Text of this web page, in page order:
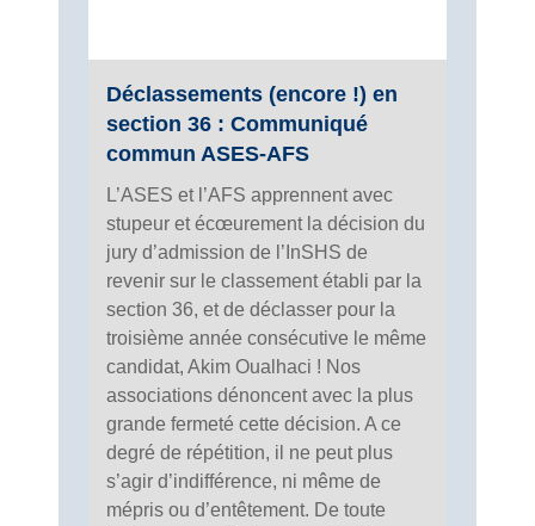
Déclassements (encore !) en
section 36 : Communiqué
commun ASES-AFS
L’ASES et l’AFS apprennent avec
stupeur et écœurement la décision du
jury d’admission de l’InSHS de
revenir sur le classement établi par la
section 36, et de déclasser pour la
troisième année consécutive le même
candidat, Akim Oualhaci ! Nos
associations dénoncent avec la plus
grande fermeté cette décision. A ce
degré de répétition, il ne peut plus
s’agir d’indifférence, ni même de
mépris ou d’entêtement. De toute